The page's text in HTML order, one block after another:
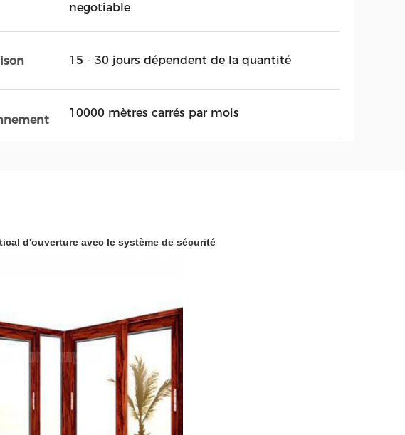
negotiable
15 - 30 jours dépendent de la quantité
10000 mètres carrés par mois
d'ouverture avec le système de sécurité